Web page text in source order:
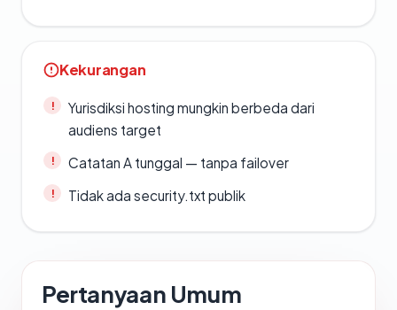
Kekurangan
Yurisdiksi hosting mungkin berbeda dari
audiens target
Catatan A tunggal — tanpa failover
Tidak ada security.txt publik
Pertanyaan Umum